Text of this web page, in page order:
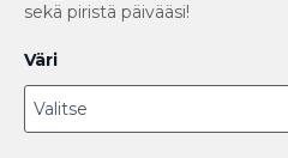
sekä piristä päivääsi!
Väri